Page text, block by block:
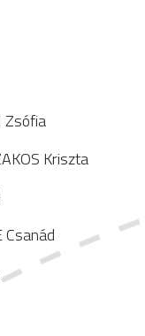
Zsófia
Kriszta
Csanád